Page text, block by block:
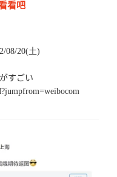
看吧
08/20(土)
すごい